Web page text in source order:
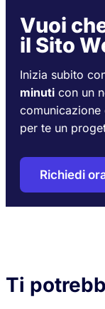
Vuoi
il Sito
Inizia subito
minuticon un
comunicazione
per te un
Richiedi
Ti